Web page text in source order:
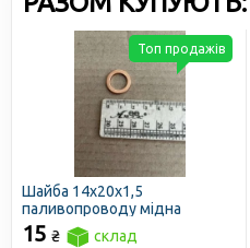
Шайба 14х20х1,5
паливопроводу мідна
15 ₴ склад
Топ продажів